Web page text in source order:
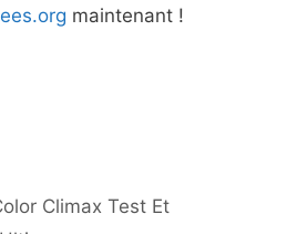
maintenant !
Climax Test Et